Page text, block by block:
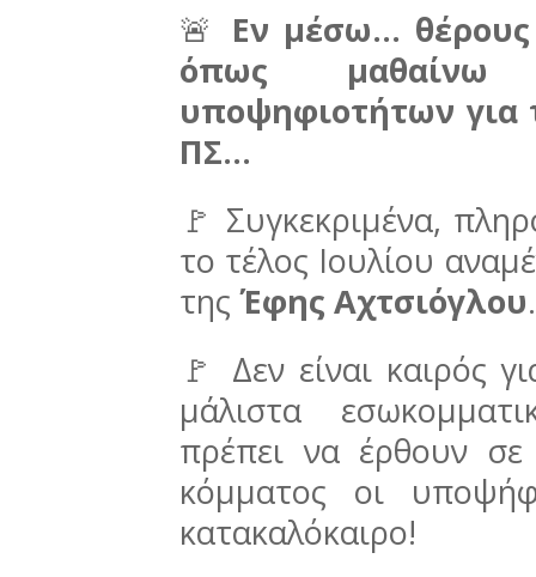
🚨 Εν μέσω...
όπως
υποψηφιοτήτων για
ΠΣ...
🚩 Συγκεκριμένα,
το τέλος Ιουλίου
της Έφης Αχτσιόγλου
🚩 Δεν είναι καιρός
μάλιστα
πρέπει να έρθουν
κόμματος οι
κατακαλόκαιρο!